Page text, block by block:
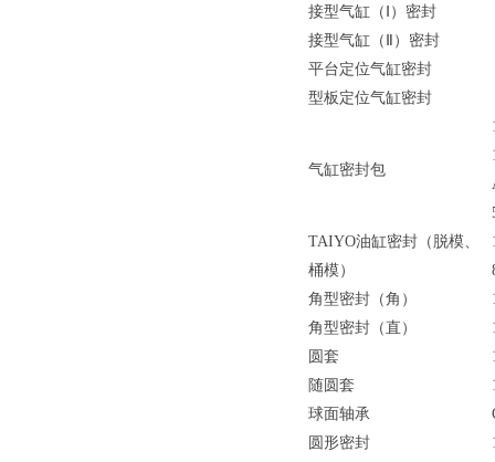
接型气缸（Ⅰ）密封
接型气缸（Ⅱ）密封
平台定位气缸密封
型板定位气缸密封
气缸密封包
TAIYO油缸密封（脱模、
桶模）
角型密封（角）
角型密封（直）
圆套
随圆套
球面轴承
圆形密封